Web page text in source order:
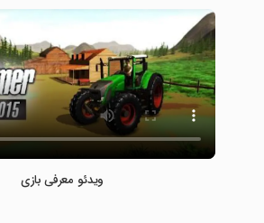
ویدئو معرفی بازی